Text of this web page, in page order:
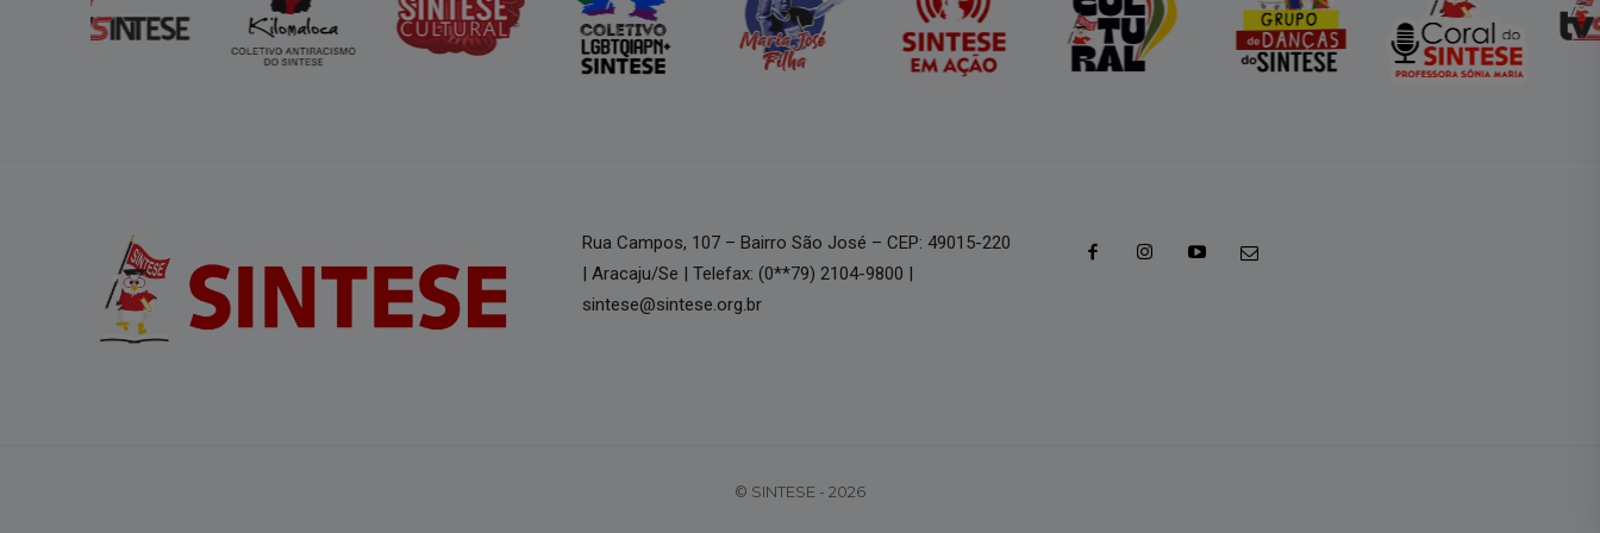
Rua Campos, 107 – Bairro São José – CEP: 49015-220
| Aracaju/Se | Telefax: (0**79) 2104-9800 |
sintese@sintese.org.br
© SINTESE - 2026